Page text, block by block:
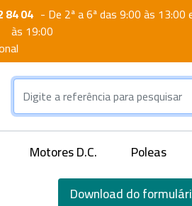
84 04 - De 2ª a 6ª das 9:00 às 13:00
às 19:00
Motores D.C. Poleas
Download do